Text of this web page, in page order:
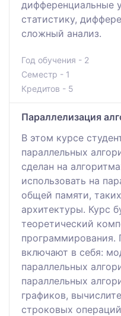
дифференциальные
статистику,
сложный анализ.
Год обучения - 2
Семестр - 1
Кредитов - 5
Параллелизация
В этом курсе
параллельных
сделан на
использовать на
общей памяти,
архитектуры. Курс
теоретический
включают в себя:
параллельных
параллельных
графиков,
строковых